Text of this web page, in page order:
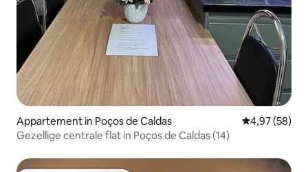
Appartement in Poços de Caldas Gemiddelde
4,97 (58)
Gezellige centrale flat in Poços de Caldas (14)